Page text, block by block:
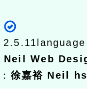
2.5.11
Neil Web
徐嘉裕 Neil